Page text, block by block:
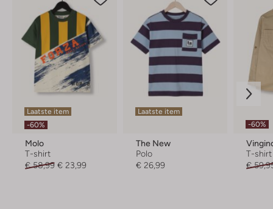
Laatste item
-60%
Molo
T-shirt
€ 58,99 € 23,99
Laatste item
The New
Polo
€ 26,99
-60%
T-shirt
€